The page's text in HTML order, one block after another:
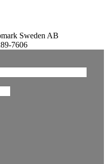
Sweden AB
7606